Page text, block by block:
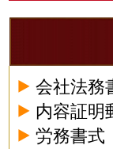
会社法務
内容証明
労務書式